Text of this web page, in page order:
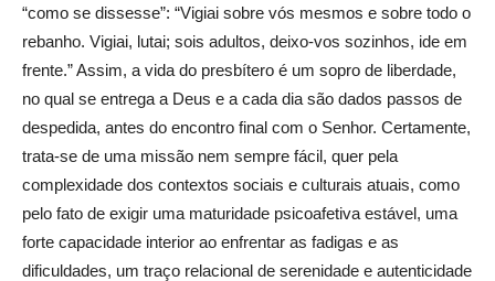
“como se dissesse”: “Vigiai sobre vós mesmos e sobre todo o
rebanho. Vigiai, lutai; sois adultos, deixo-vos sozinhos, ide em
frente.” Assim, a vida do presbítero é um sopro de liberdade,
no qual se entrega a Deus e a cada dia são dados passos de
despedida, antes do encontro final com o Senhor. Certamente,
trata-se de uma missão nem sempre fácil, quer pela
complexidade dos contextos sociais e culturais atuais, como
pelo fato de exigir uma maturidade psicoafetiva estável, uma
forte capacidade interior ao enfrentar as fadigas e as
dificuldades, um traço relacional de serenidade e autenticidade